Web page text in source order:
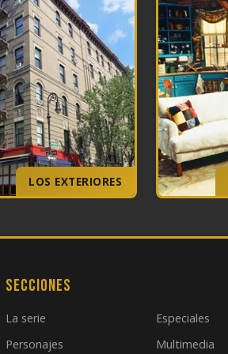
LOS EXTERIORES
Secciones
La serie
Personajes
Especiales
Multimedia